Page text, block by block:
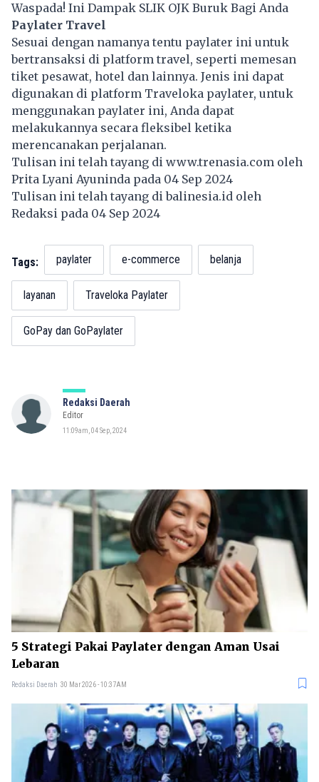
Waspada! Ini Dampak SLIK OJK Buruk Bagi Anda
Paylater Travel
Sesuai dengan namanya tentu paylater ini untuk
bertransaksi di platform travel, seperti memesan
tiket pesawat, hotel dan lainnya. Jenis ini dapat
digunakan di platform Traveloka paylater, untuk
menggunakan paylater ini, Anda dapat
melakukannya secara fleksibel ketika
merencanakan perjalanan.
Tulisan ini telah tayang di www.trenasia.com oleh
Prita Lyani Ayuninda pada 04 Sep 2024
Tulisan ini telah tayang dibalinesia.id oleh
Redaksi pada 04 Sep 2024
Tags: paylater e-commerce belanja
layanan Traveloka Paylater
GoPay dan GoPaylater
Redaksi Daerah
Editor
11:09am, 04 Sep, 2024
5 Strategi Pakai Paylater dengan Aman Usai
Lebaran
Redaksi Daerah 30 Mar 2026 - 10:37AM